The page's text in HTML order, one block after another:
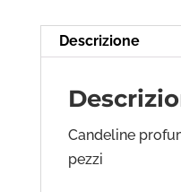
Descrizione
Candeline
pezzi